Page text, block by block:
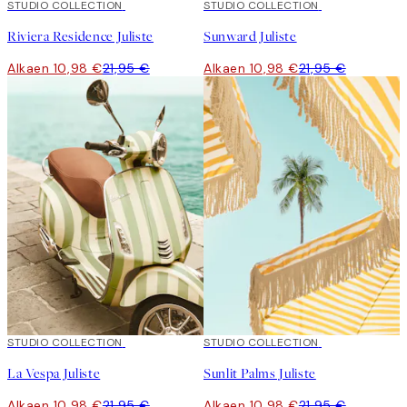
50%*
STUDIO COLLECTION
Riviera Residence Juliste
Alkaen 10,98 €21,95 €
50%*
STUDIO COLLECTION
Sunward Juliste
Alkaen 10,98 €21,95 €
50%*
STUDIO COLLECTION
La Vespa Juliste
50%*
STUDIO COLLECTION
Sunlit Palms Juliste